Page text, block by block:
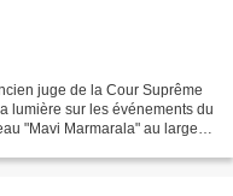
juge de la Cour Suprême
lumière sur les événements du
"Mavi Marmarala" au large